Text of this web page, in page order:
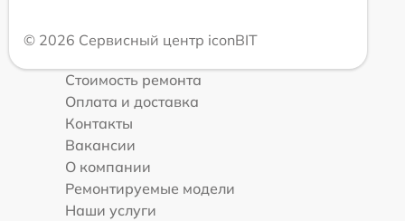
© 2026 Сервисный центр iconBIT
Стоимость ремонта
Оплата и доставка
Контакты
Вакансии
О компании
Ремонтируемые модели
Наши услуги